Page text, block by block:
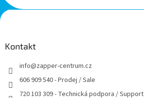
l
k
Z
á
Kontakt
info@zapper-centrum.cz
606 909 540 - Prodej / Sale
720 103 309 - Technická podpora / Support